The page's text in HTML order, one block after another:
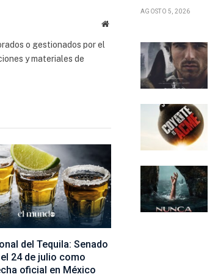
Sitio
o gestionados por el
y materiales de
del Tequila: Senado
24 de julio como
oficial en México
AGOSTO 5, 2026